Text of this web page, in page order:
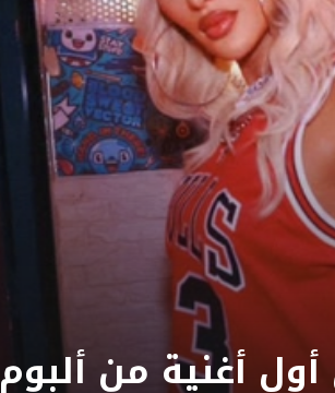
أغنية من ألبوم